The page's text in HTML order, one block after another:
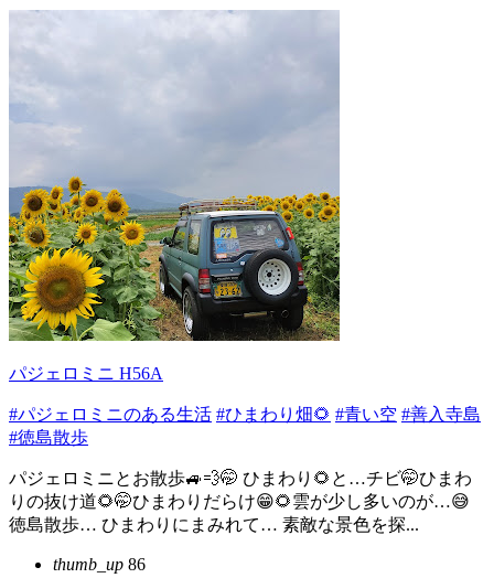
パジェロミニ H56A
#パジェロミニのある生活 #ひまわり畑🌻 #青い空 #善入寺島
#徳島散歩
パジェロミニとお散歩🚙💨🤭 ひまわり🌻と…チビ🤭ひまわ
りの抜け道🌻🤭ひまわりだらけ😁🌻雲が少し多いのが…😅
徳島散歩… ひまわりにまみれて… 素敵な景色を探...
thumb_up 86